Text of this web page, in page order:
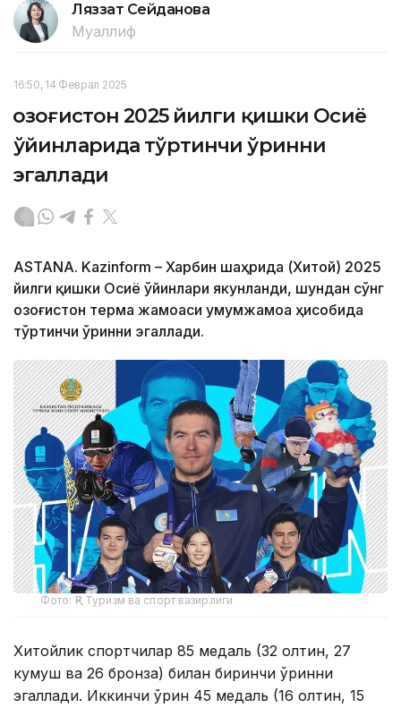
Ляззат Сейданова
Муаллиф
16:50, 14 Феврал 2025
Қозоғистон 2025 йилги қишки Осиё
ўйинларида тўртинчи ўринни
эгаллади
ASTANA. Kazinform – Харбин шаҳрида (Хитой) 2025
йилги қишки Осиё ўйинлари якунланди, шундан сўнг
Қозоғистон терма жамоаси умумжамоа ҳисобида
тўртинчи ўринни эгаллади.
Фото: ҚР Туризм ва спорт вазирлиги
Хитойлик спортчилар 85 медаль (32 олтин, 27
кумуш ва 26 бронза) билан биринчи ўринни
эгаллади. Иккинчи ўрин 45 медаль (16 олтин, 15